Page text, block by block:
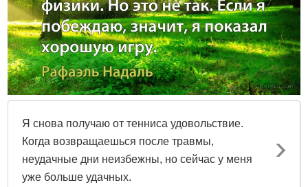
Я снова получаю от тенниса удовольствие.
Когда возвращаешься после травмы,
неудачные дни неизбежны, но сейчас у меня
уже больше удачных.